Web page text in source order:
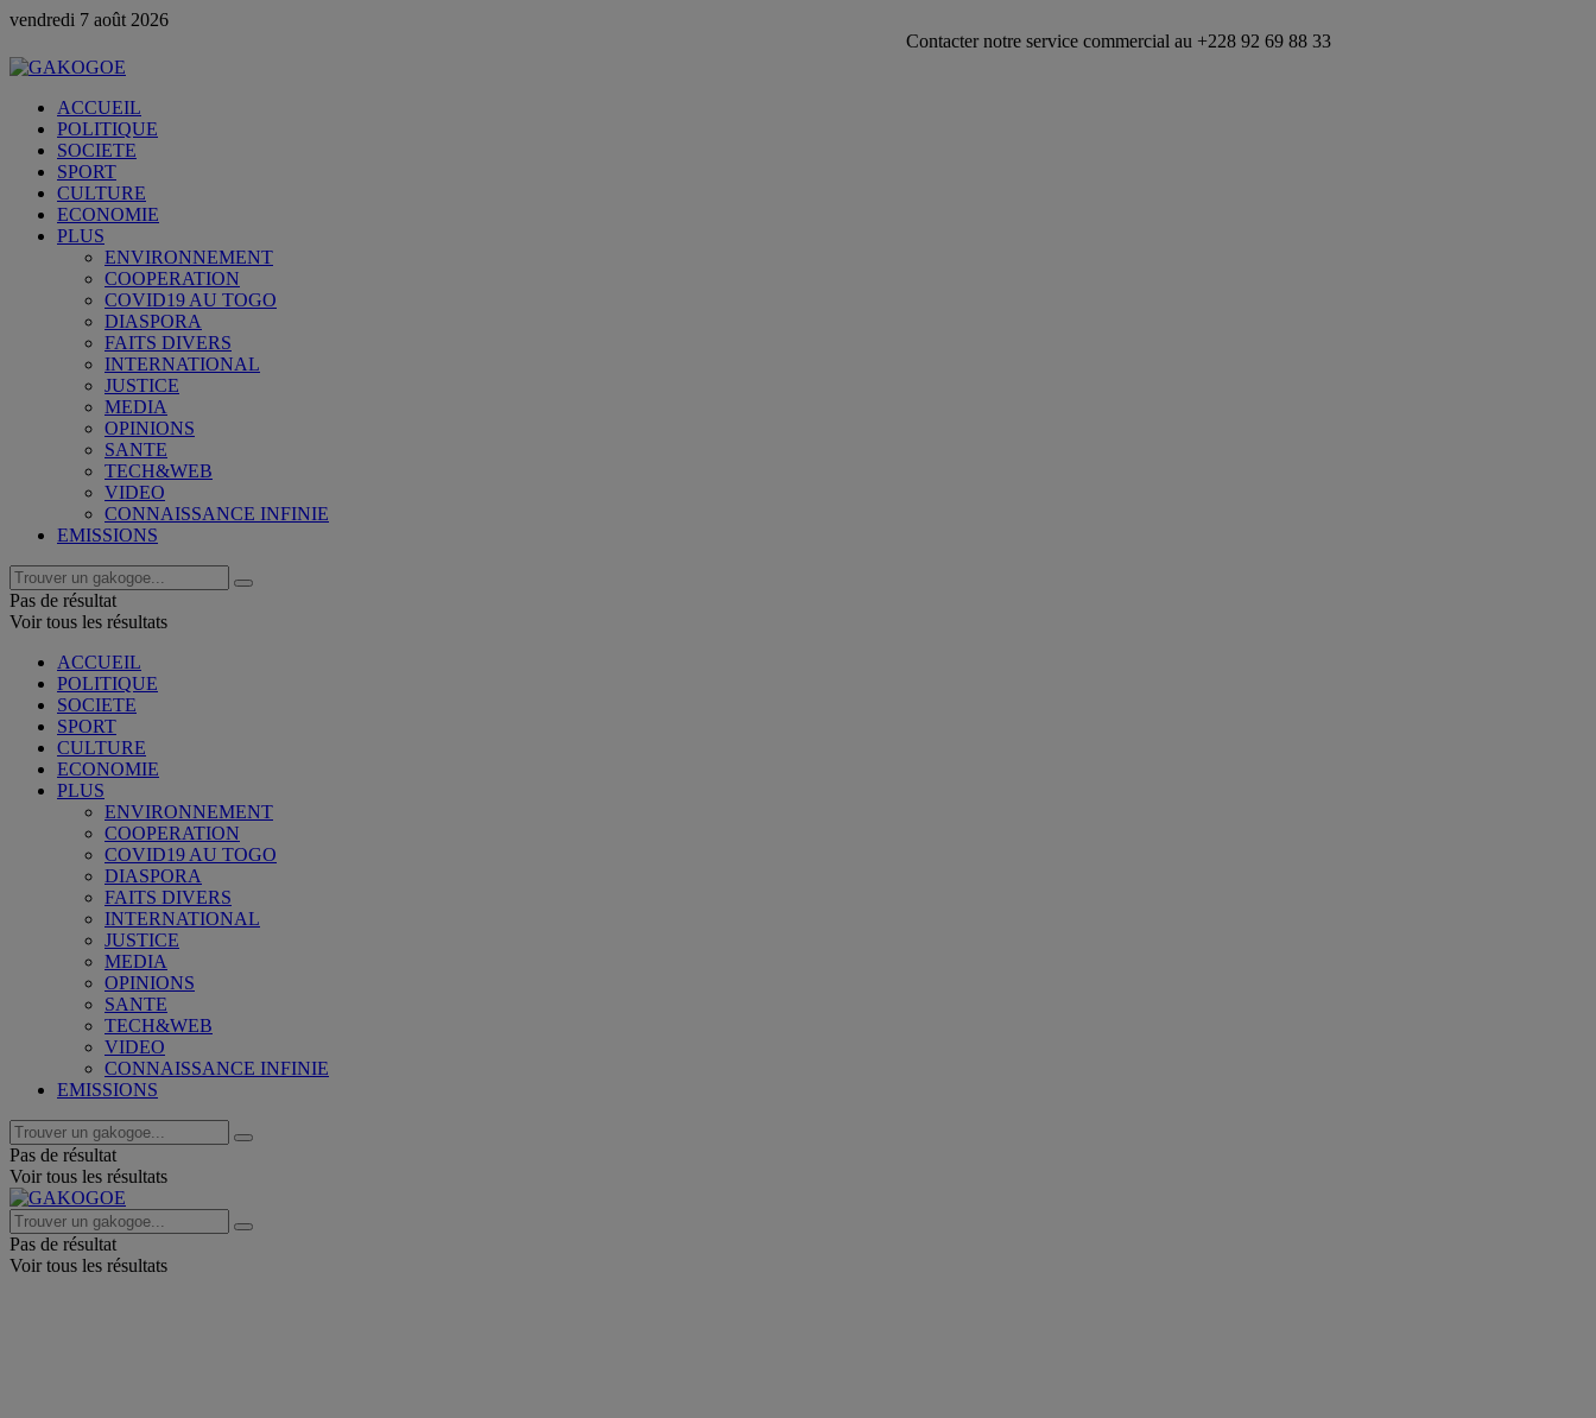
vendredi 7 août 2026
Contacter notre service commercial au +228 92 69 88 33
ACCUEIL
POLITIQUE
SOCIETE
SPORT
CULTURE
ECONOMIE
PLUS
ENVIRONNEMENT
COOPERATION
COVID19 AU TOGO
DIASPORA
FAITS DIVERS
INTERNATIONAL
JUSTICE
MEDIA
OPINIONS
SANTE
TECH&WEB
VIDEO
CONNAISSANCE INFINIE
EMISSIONS
Pas de résultat
Voir tous les résultats
ACCUEIL
POLITIQUE
SOCIETE
SPORT
CULTURE
ECONOMIE
PLUS
ENVIRONNEMENT
COOPERATION
COVID19 AU TOGO
DIASPORA
FAITS DIVERS
INTERNATIONAL
JUSTICE
MEDIA
OPINIONS
SANTE
TECH&WEB
VIDEO
CONNAISSANCE INFINIE
EMISSIONS
Pas de résultat
Voir tous les résultats
Pas de résultat
Voir tous les résultats